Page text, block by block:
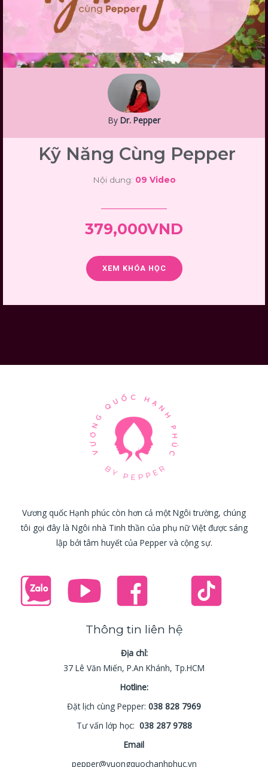
ByDr. Pepper
Kỹ Năng Cùng Pepper
Nội dung: 09 Video
379,000VND
XEM KHÓA HỌC
Vương quốc Hạnh phúc còn hơn cả một Ngôi trường, chúng
tôi gọi đây là Ngôi nhà Tinh thần của phụ nữ Việt được sáng
lập bởi tâm huyết của Pepper và cộng sự.
Thông tin liên hệ
Địa chỉ:
37 Lê Văn Miến, P.An Khánh, Tp.HCM
Hotline:
Đặt lịch cùng Pepper: 038 828 7969
Tư vấn lớp học: 038 287 9788
Email
pepper@vuongquochanhphuc.vn